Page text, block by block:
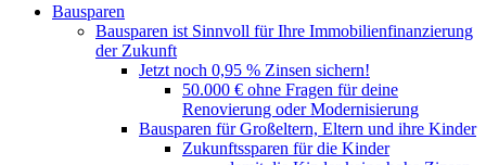
Bausparen
Bausparen ist Sinnvoll für Ihre Immobilienfinanzierung
der Zukunft
Jetzt noch 0,95 % Zinsen sichern!
50.000 € ohne Fragen für deine
Renovierung oder Modernisierung​
Bausparen für Großeltern, Eltern und ihre Kinder
Zukunftssparen für die Kinder